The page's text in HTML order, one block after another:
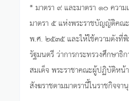
* มาตรา ๙ และมาตรา ๑๐ ความ
มาตรา ๕ แห่งพระราชบัญญัติคณ
พ.ศ. ๒๕๓๕ และให้ใช้ความดังที่
รัฐมนตรี ว่าการกระทรวงศึกษาธิ
สมเด็จ พระราชาคณะผู้ปฏิบัติหน้
สังฆราชตามมาตรานี้ในราชกิจจา